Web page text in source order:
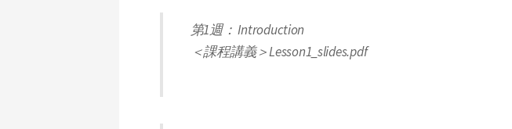
第1週： Introduction
＜課程講義＞Lesson1_slides.pdf